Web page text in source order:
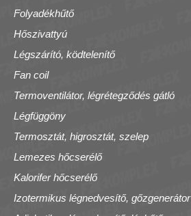
Folyadékhűtő
Hőszivattyú
Légszárító, ködtelenítő
Fan coil
Termoventilátor, légrétegződés gátló
Légfüggöny
Termosztát, higrosztát, szelep
Lemezes hőcserélő
Kalorifer hőcserélő
Izotermikus légnedvesítő, gőzgenerátor